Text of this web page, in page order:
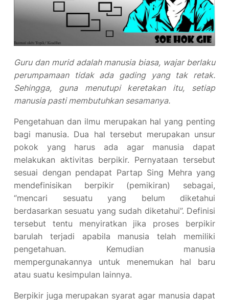
Guru dan murid adalah manusia biasa, wajar berlaku
perumpamaan tidak ada gading yang tak retak.
Sehingga, guna menutupi keretakan itu, setiap
manusia pasti membutuhkan sesamanya.
Pengetahuan dan ilmu merupakan hal yang penting
bagi manusia. Dua hal tersebut merupakan unsur
pokok yang harus ada agar manusia dapat
melakukan aktivitas berpikir. Pernyataan tersebut
sesuai dengan pendapat Partap Sing Mehra yang
mendefinisikan berpikir (pemikiran) sebagai,
“mencari sesuatu yang belum diketahui
berdasarkan sesuatu yang sudah diketahui”. Definisi
tersebut tentu menyiratkan jika proses berpikir
barulah terjadi apabila manusia telah memiliki
pengetahuan. Kemudian manusia
mempergunakannya untuk menemukan hal baru
atau suatu kesimpulan lainnya.
Berpikir juga merupakan syarat agar manusia dapat